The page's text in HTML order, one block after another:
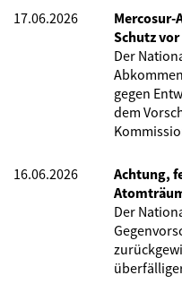
17.06.2026
Schutz
Der
gegen
dem
16.06.2026
Achtung,
Der